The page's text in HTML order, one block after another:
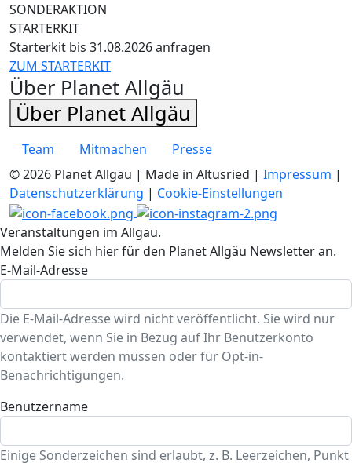
SONDERAKTION
STARTERKIT
Starterkit bis 31.08.2026 anfragen
ZUM STARTERKIT
Über Planet Allgäu
Über Planet Allgäu
Team Mitmachen
Presse
© 2026 Planet Allgäu | Made in Altusried | Impressum |
Datenschutzerklärung | Cookie-Einstellungen
Veranstaltungen im Allgäu.
Melden Sie sich hier für den Planet Allgäu Newsletter an.
E-Mail-Adresse
Die E-Mail-Adresse wird nicht veröffentlicht. Sie wird nur
verwendet, wenn Sie in Bezug auf Ihr Benutzerkonto
kontaktiert werden müssen oder für Opt-in-
Benachrichtigungen.
Benutzername
Einige Sonderzeichen sind erlaubt, z. B. Leerzeichen, Punkt